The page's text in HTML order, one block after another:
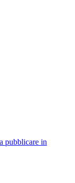
pubblicare in